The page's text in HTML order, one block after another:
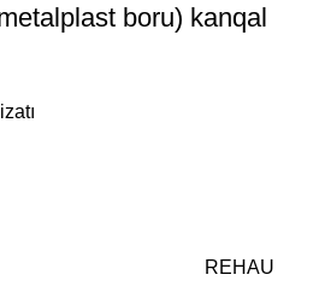
boru) kanqal
REHAU